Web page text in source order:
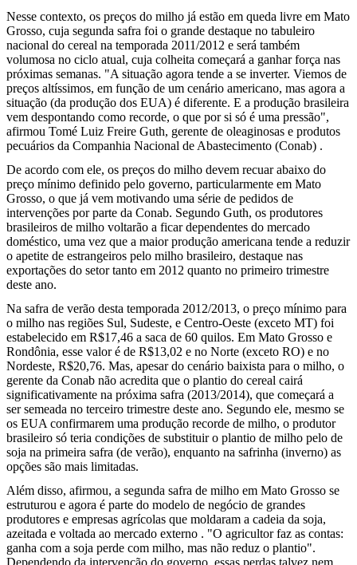
Nesse contexto, os preços do milho já estão em queda livre em Mato
Grosso, cuja segunda safra foi o grande destaque no tabuleiro
nacional do cereal na temporada 2011/2012 e será também
volumosa no ciclo atual, cuja colheita começará a ganhar força nas
próximas semanas. "A situação agora tende a se inverter. Viemos de
preços altíssimos, em função de um cenário americano, mas agora a
situação (da produção dos EUA) é diferente. E a produção brasileira
vem despontando como recorde, o que por si só é uma pressão",
afirmou Tomé Luiz Freire Guth, gerente de oleaginosas e produtos
pecuários da Companhia Nacional de Abastecimento (Conab) .
De acordo com ele, os preços do milho devem recuar abaixo do
preço mínimo definido pelo governo, particularmente em Mato
Grosso, o que já vem motivando uma série de pedidos de
intervenções por parte da Conab. Segundo Guth, os produtores
brasileiros de milho voltarão a ficar dependentes do mercado
doméstico, uma vez que a maior produção americana tende a reduzir
o apetite de estrangeiros pelo milho brasileiro, destaque nas
exportações do setor tanto em 2012 quanto no primeiro trimestre
deste ano.
Na safra de verão desta temporada 2012/2013, o preço mínimo para
o milho nas regiões Sul, Sudeste, e Centro-Oeste (exceto MT) foi
estabelecido em R$17,46 a saca de 60 quilos. Em Mato Grosso e
Rondônia, esse valor é de R$13,02 e no Norte (exceto RO) e no
Nordeste, R$20,76. Mas, apesar do cenário baixista para o milho, o
gerente da Conab não acredita que o plantio do cereal cairá
significativamente na próxima safra (2013/2014), que começará a
ser semeada no terceiro trimestre deste ano. Segundo ele, mesmo se
os EUA confirmarem uma produção recorde de milho, o produtor
brasileiro só teria condições de substituir o plantio de milho pelo de
soja na primeira safra (de verão), enquanto na safrinha (inverno) as
opções são mais limitadas.
Além disso, afirmou, a segunda safra de milho em Mato Grosso se
estruturou e agora é parte do modelo de negócio de grandes
produtores e empresas agrícolas que moldaram a cadeia da soja,
azeitada e voltada ao mercado externo . "O agricultor faz as contas:
ganha com a soja perde com milho, mas não reduz o plantio".
Dependendo da intervenção do governo, essas perdas talvez nem